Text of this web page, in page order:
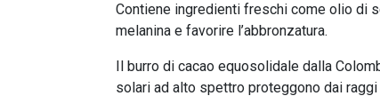
Contiene ingredienti freschi come olio di
melanina e favorire l’abbronzatura.
Il burro di cacao equosolidale dalla
solari ad alto spettro proteggono dai raggi